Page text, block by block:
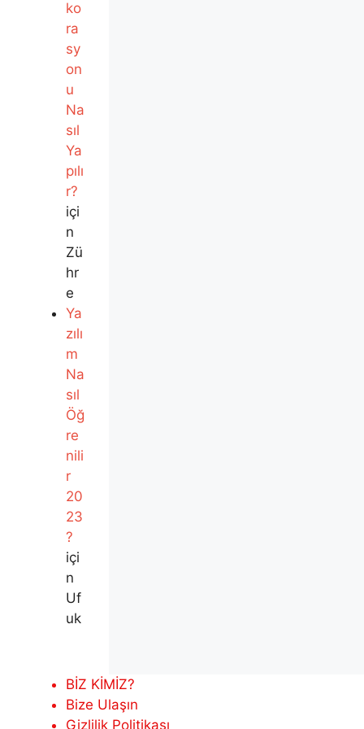
ko
ra
sy
on
u
Na
sıl
Ya
pılı
r?
içi
n
Zü
hr
e
Ya
zılı
m
Na
sıl
Öğ
re
nili
r
20
23
?
içi
n
Uf
uk
BİZ KİMİZ?
Bize Ulaşın
Gizlilik Politikası